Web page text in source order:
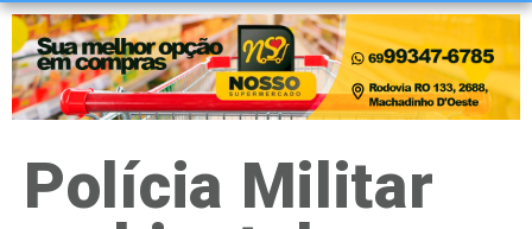
Polícia Militar